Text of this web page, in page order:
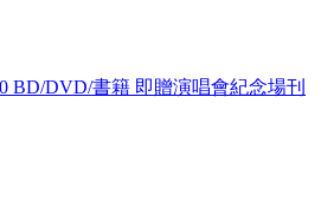
BD/DVD/書籍 即贈演唱會紀念場刊